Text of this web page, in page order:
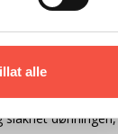
alle
stabile på
vanskelige
På denne sneen
slaknet dønningen,